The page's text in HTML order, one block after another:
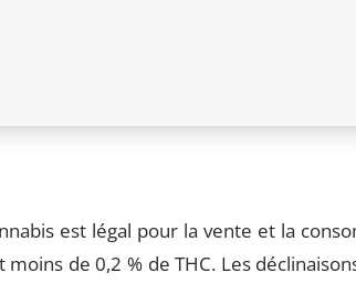
est légal pour la vente et la
de 0,2 % de THC. Les